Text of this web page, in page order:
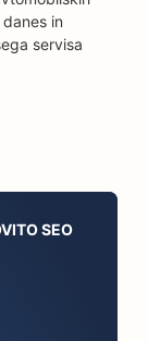
in
servisa
SEO